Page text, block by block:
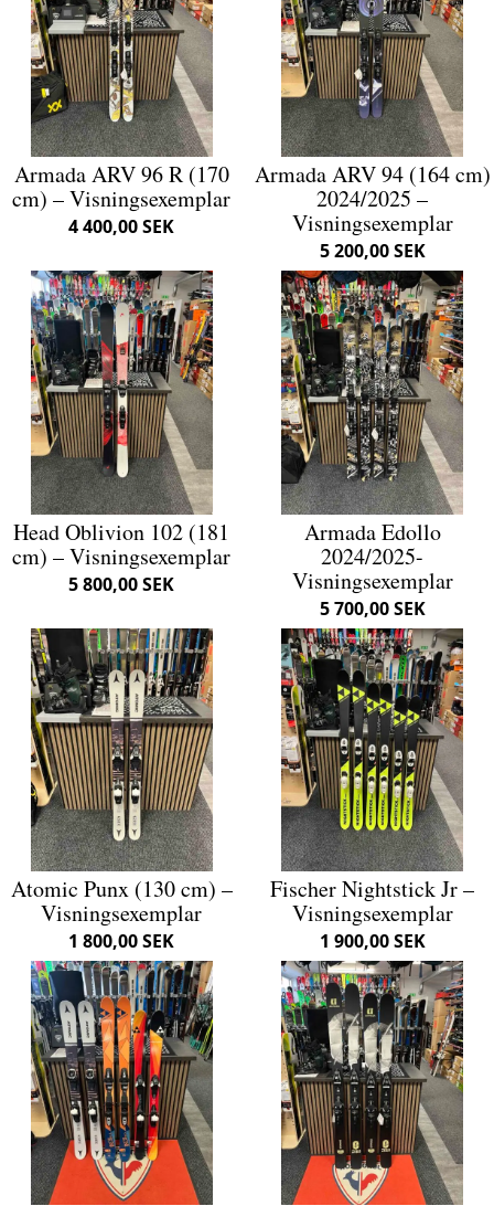
Armada ARV 96 R (170
cm) – Visningsexemplar
4 400,00 SEK
Armada ARV 94 (164 cm)
2024/2025 –
Visningsexemplar
5 200,00 SEK
Head Oblivion 102 (181
cm) – Visningsexemplar
5 800,00 SEK
Armada Edollo
2024/2025-
Visningsexemplar
5 700,00 SEK
Atomic Punx (130 cm) –
Visningsexemplar
1 800,00 SEK
Fischer Nightstick Jr –
Visningsexemplar
1 900,00 SEK